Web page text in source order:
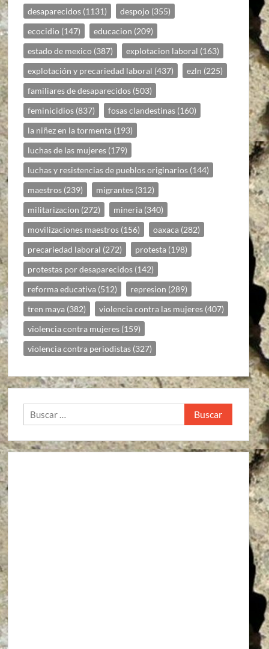
desaparecidos (1131) despojo (355)
ecocidio (147) educacion (209)
estado de mexico (387) explotacion laboral (163)
explotación y precariedad laboral (437) ezln (225)
familiares de desaparecidos (503)
feminicidios (837) fosas clandestinas (160)
la niñez en la tormenta (193)
luchas de las mujeres (179)
luchas y resistencias de pueblos originarios (144)
maestros (239) migrantes (312)
militarizacion (272) mineria (340)
movilizaciones maestros (156) oaxaca (282)
precariedad laboral (272) protesta (198)
protestas por desaparecidos (142)
reforma educativa (512) represion (289)
tren maya (382) violencia contra las mujeres (407)
violencia contra mujeres (159)
violencia contra periodistas (327)
Buscar: